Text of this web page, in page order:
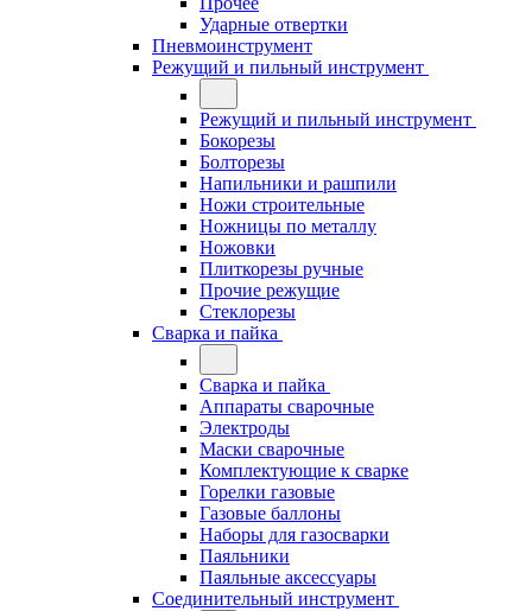
Ударные отвертки
Пневмоинструмент
Режущий и пильный инструмент
Режущий и пильный инструмент
Бокорезы
Болторезы
Напильники и рашпили
Ножи строительные
Ножницы по металлу
Ножовки
Плиткорезы ручные
Прочие режущие
Стеклорезы
Сварка и пайка
Сварка и пайка
Аппараты сварочные
Электроды
Маски сварочные
Комплектующие к сварке
Горелки газовые
Газовые баллоны
Наборы для газосварки
Паяльники
Паяльные аксессуары
Соединительный инструмент